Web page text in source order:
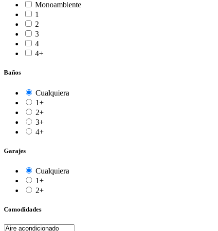
Monoambiente
1
2
3
4
4+
Baños
Cualquiera
1+
2+
3+
4+
Garajes
Cualquiera
1+
2+
Comodidades